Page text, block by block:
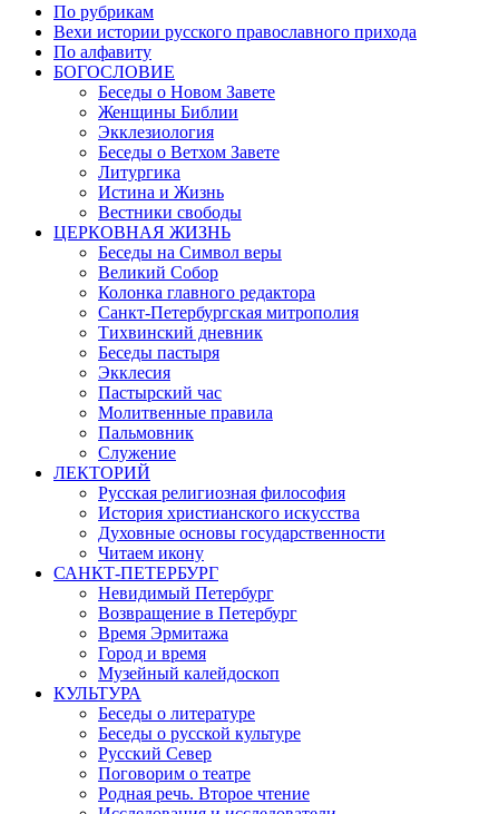
По рубрикам
Вехи истории русского православного прихода
По алфавиту
БОГОСЛОВИЕ
Беседы о Новом Завете
Женщины Библии
Экклезиология
Беседы о Ветхом Завете
Литургика
Истина и Жизнь
Вестники свободы
ЦЕРКОВНАЯ ЖИЗНЬ
Беседы на Символ веры
Великий Собор
Колонка главного редактора
Санкт-Петербургская митрополия
Тихвинский дневник
Беседы пастыря
Экклесия
Пастырский час
Молитвенные правила
Пальмовник
Служение
ЛЕКТОРИЙ
Русская религиозная философия
История христианского искусства
Духовные основы государственности
Читаем икону
САНКТ-ПЕТЕРБУРГ
Невидимый Петербург
Возвращение в Петербург
Время Эрмитажа
Город и время
Музейный калейдоскоп
КУЛЬТУРА
Беседы о литературе
Беседы о русской культуре
Русский Север
Поговорим о театре
Родная речь. Второе чтение